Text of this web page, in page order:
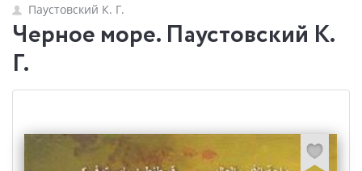
Паустовский К. Г.
Черное море. Паустовский К.
Г.